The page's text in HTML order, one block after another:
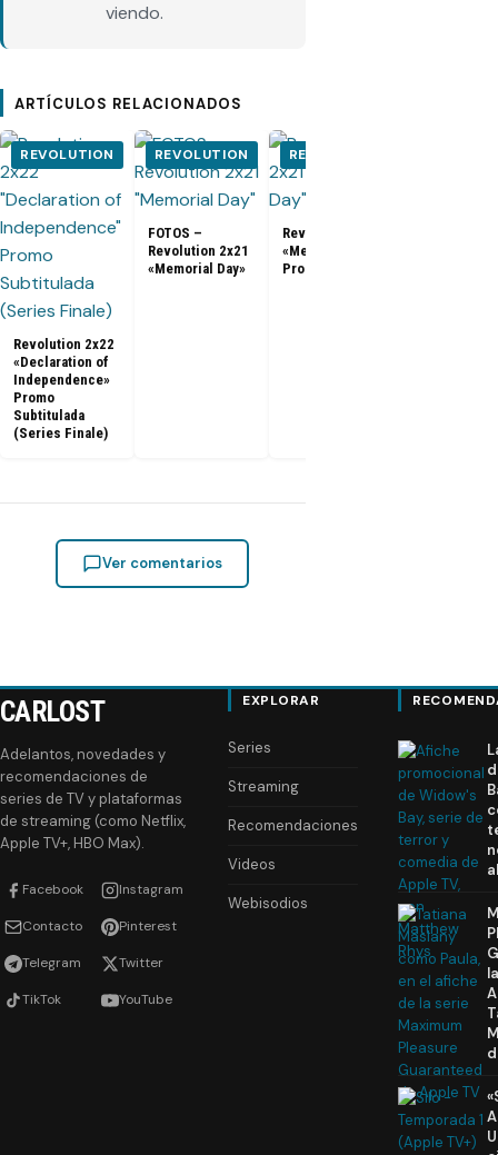
viendo.
ARTÍCULOS RELACIONADOS
REVOLUTION
Revolution 2x22
«Declaration of
Independence»
Promo
Subtitulada
(Series Finale)
REVOLUTION
FOTOS –
Revolution 2x21
«Memorial Day»
REVOLUTION
Revolution 2x21
«Memorial Day»
Promo
Ver comentarios
CARLOST
Adelantos, novedades y
recomendaciones de
series de TV y plataformas
de streaming (como Netflix,
Apple TV+, HBO Max).
Facebook Instagram
Contacto Pinterest
Telegram Twitter
TikTok YouTube
EXPLORAR
Series
Streaming
Recomendaciones
Videos
Webisodios